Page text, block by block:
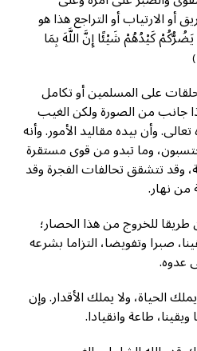
الارتياب أو التراجع هذا هو
يَضُرُّكُمْ كَيْدُهُمْ شَيْئًا إِنَّ اللَّهَ بِمَا
على المسلمين أو تكامل
جانب من الصورة ولكن الغيب
وأن بيده مقاليد الأمور. وأنه
وما تبدو من قوى مستقرة
وقد تتشقق تحالفات الفجرة وقد
نهار.
للخروج من هذا الحصار؛
صبرا وتفويضا، التزاما بشرعه
عدوه.
الحياة، ولا يملك الأقدار. وإن
طاعة وانقيادا.